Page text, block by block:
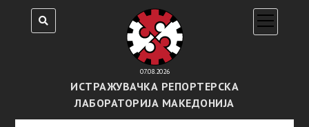
07.08.2026
ИСТРАЖУВАЧКА РЕПОРТЕРСКА
ЛАБОРАТОРИЈА МАКЕДОНИЈА
open
menu